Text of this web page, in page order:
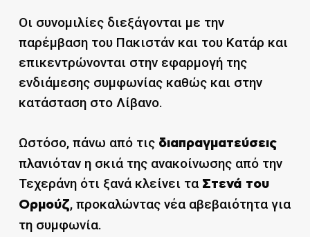
Οι συνομιλίες διεξάγονται με την
παρέμβαση του Πακιστάν και του Κατάρ και
επικεντρώνονται στην εφαρμογή της
ενδιάμεσης συμφωνίας καθώς και στην
κατάσταση στο Λίβανο.
Ωστόσο, πάνω από τις διαπραγματεύσεις
πλανιόταν η σκιά της ανακοίνωσης από την
Τεχεράνη ότι ξανά κλείνει τα Στενά του
Ορμούζ, προκαλώντας νέα αβεβαιότητα για
τη συμφωνία.